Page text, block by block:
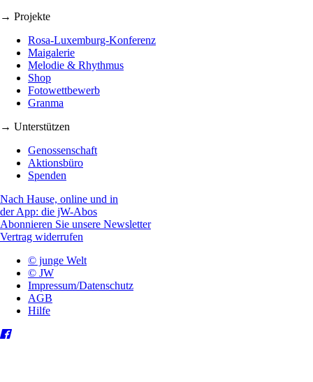
→ Projekte
Rosa-Luxemburg-Konferenz
Maigalerie
Melodie & Rhythmus
Shop
Fotowettbewerb
Granma
→ Unterstützen
Genossenschaft
Aktionsbüro
Spenden
Nach Hause, online und in
der App: die jW-Abos
Abonnieren Sie unsere Newsletter
Vertrag widerrufen
© junge Welt
© JW
Impressum/Datenschutz
AGB
Hilfe